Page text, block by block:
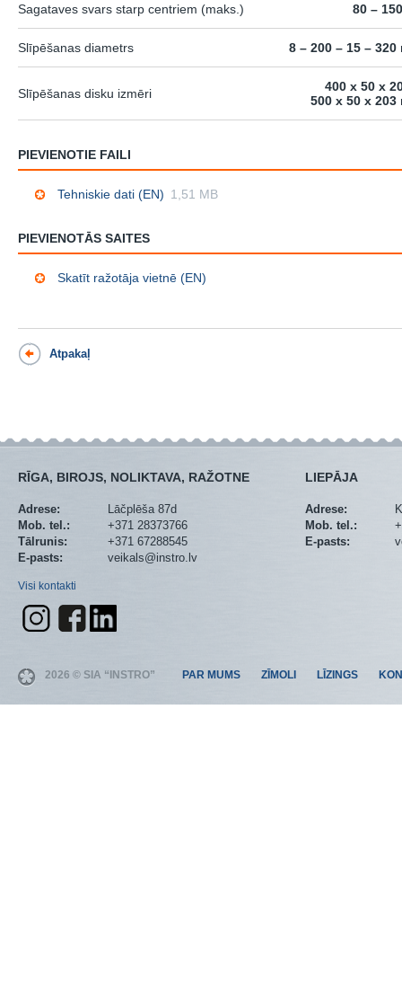
Sagataves svars starp centriem (maks.) 80 –
Slīpēšanas diametrs 8 – 200 – 15 – 320
Slīpēšanas disku izmēri
400 x 50 x
500 x 50 x 203
PIEVIENOTIE FAILI
Tehniskie dati (EN) 1,51 MB
PIEVIENOTĀS SAITES
Skatīt ražotāja vietnē (EN)
Atpakaļ
RĪGA, BIROJS, NOLIKTAVA, RAŽOTNE
Adrese:
Lāčplēša 87d
Mob. tel.:
+371 28373766
Tālrunis:
+371 67288545
E-pasts:
veikals@instro.lv
Visi kontakti
LIEPĀJA
Adrese:
Mob. tel.:
E-pasts:
2026 © SIA “INSTRO” PAR MUMS ZĪMOLI LĪZINGS